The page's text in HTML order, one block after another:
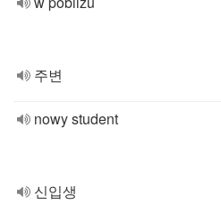
주변
nowy student
신입생